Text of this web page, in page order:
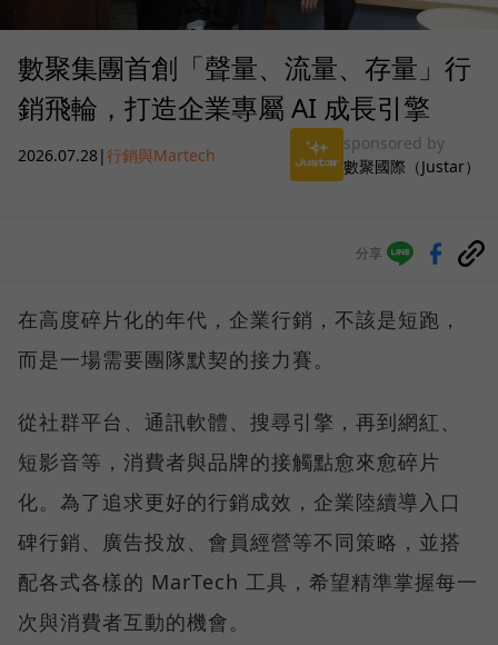
數聚集團首創「聲量、流量、存量」行
銷飛輪，打造企業專屬 AI 成長引擎
2026.07.28|行銷與Martech
sponsored by
數聚國際（Justar）
分享
在高度碎片化的年代，企業行銷，不該是短跑，
而是一場需要團隊默契的接力賽。
從社群平台、通訊軟體、搜尋引擎，再到網紅、
短影音等，消費者與品牌的接觸點愈來愈碎片
化。為了追求更好的行銷成效，企業陸續導入口
碑行銷、廣告投放、會員經營等不同策略，並搭
配各式各樣的 MarTech 工具，希望精準掌握每一
次與消費者互動的機會。